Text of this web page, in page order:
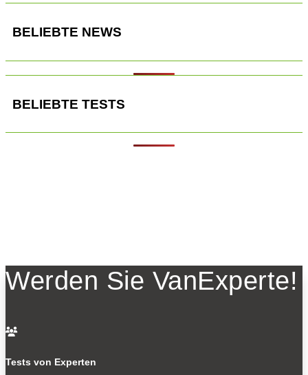
BELIEBTE NEWS
BELIEBTE TESTS
Werden Sie VanExperte!

Tests von Experten